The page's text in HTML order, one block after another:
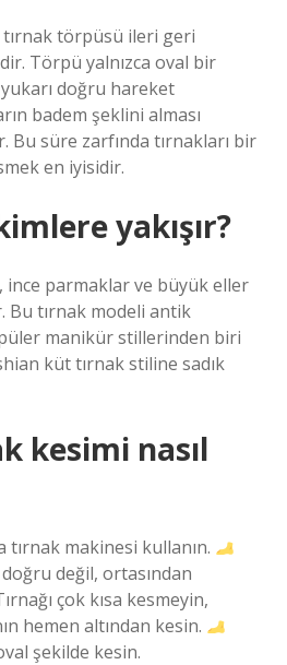
tırnak törpüsü ileri geri
Törpü yalnızca oval bir
doğru hareket
badem şeklini alması
Bu süre zarfında tırnakları bir
en iyisidir.
yakışır?
ince parmaklar ve büyük eller
Bu tırnak modeli antik
manikür stillerinden biri
küt tırnak stiline sadık
kesimi nasıl
tırnak makinesi kullanın.
değil, ortasından
çok kısa kesmeyin,
hemen altından kesin.
şekilde kesin.